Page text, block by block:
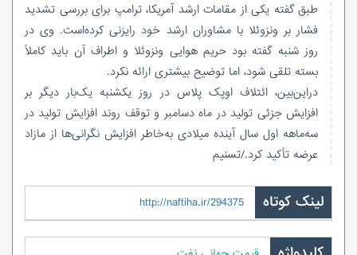
طبق گفته یکی از مقامات ارشد آمریکا، ترامپ برای بررسی تشدید
فشار بر ونزوئلا با مشاوران ارشد خود رایزنی کرده‌است. وی در
روز شنبه گفته بود حریم هوایی ونزوئلا و اطراف آن باید کاملاً
بسته تلقی شود، اما توضیح بیشتری ارائه نکرد.
دراین‌بین، ائتلاف اوپک پلاس در روز یکشنبه یک‌بار دیگر بر
افزایش جزئی تولید در ماه دسامبر و توقف روند افزایش تولید در
سه‌ماهه اول سال آینده میلادی به‌خاطر افزایش نگرانی‌ها از مازاد
عرضه تأکید کرد./تسنیم
لینک کوتاه http://naftiha.ir/294375